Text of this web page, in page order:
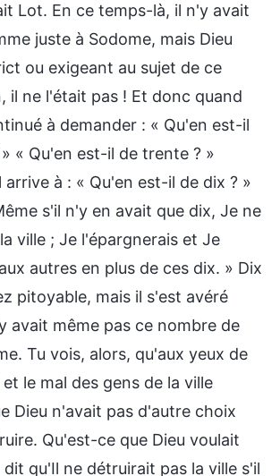
Lot. En ce temps-là, il n'y avait
juste à Sodome, mais Dieu
ou exigeant au sujet de ce
il ne l'était pas ! Et donc quand
à demander : « Qu'en est-il
« Qu'en est-il de trente ? »
arrive à : « Qu'en est-il de dix ? »
s'il n'y en avait que dix, Je ne
ville ; Je l'épargnerais et Je
autres en plus de ces dix. » Dix
pitoyable, mais il s'est avéré
avait même pas ce nombre de
Tu vois, alors, qu'aux yeux de
le mal des gens de la ville
Dieu n'avait pas d'autre choix
Qu'est-ce que Dieu voulait
dit qu'Il ne détruirait pas la ville s'il